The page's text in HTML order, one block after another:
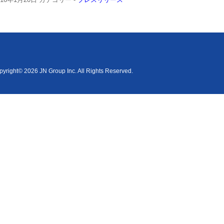
2026 JN Group Inc. All Rights Reserved.